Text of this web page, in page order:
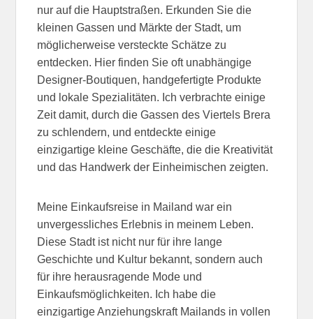
nur auf die Hauptstraßen. Erkunden Sie die
kleinen Gassen und Märkte der Stadt, um
möglicherweise versteckte Schätze zu
entdecken. Hier finden Sie oft unabhängige
Designer-Boutiquen, handgefertigte Produkte
und lokale Spezialitäten. Ich verbrachte einige
Zeit damit, durch die Gassen des Viertels Brera
zu schlendern, und entdeckte einige
einzigartige kleine Geschäfte, die die Kreativität
und das Handwerk der Einheimischen zeigten.
Meine Einkaufsreise in Mailand war ein
unvergessliches Erlebnis in meinem Leben.
Diese Stadt ist nicht nur für ihre lange
Geschichte und Kultur bekannt, sondern auch
für ihre herausragende Mode und
Einkaufsmöglichkeiten. Ich habe die
einzigartige Anziehungskraft Mailands in vollen